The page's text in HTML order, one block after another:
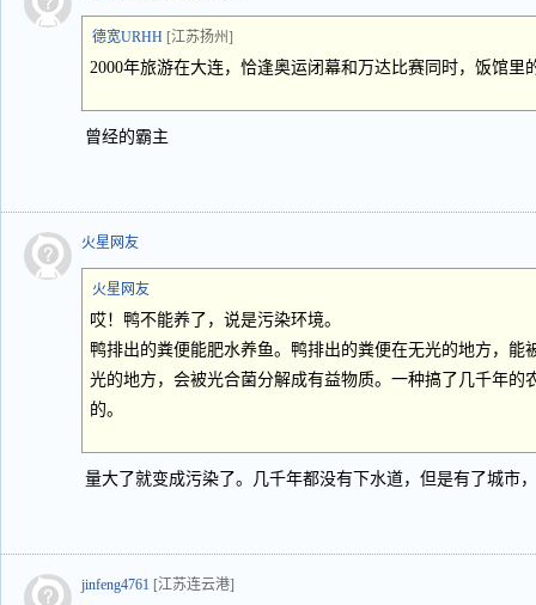
德宽URHH [江苏扬州]
2000年旅游在大连，恰逢奥运闭幕和万达比赛同时，饭馆里
曾经的霸主
火星网友
火星网友
哎！鸭不能养了，说是污染环境。
鸭排出的粪便能肥水养鱼。鸭排出的粪便在无光的地方，能
光的地方，会被光合菌分解成有益物质。一种搞了几千年的
的。
量大了就变成污染了。几千年都没有下水道，但是有了城市
jinfeng4761 [江苏连云港]